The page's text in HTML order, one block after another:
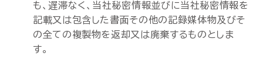
も、遅滞なく、当社秘密情報並びに当社秘密情報を
記載又は包含した書面その他の記録媒体物及びそ
の全ての複製物を返却又は廃棄するものとしま
す。